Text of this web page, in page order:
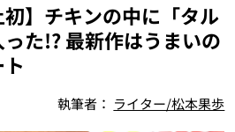
初】チキンの中に「タル
た!? 最新作はうまいの
執筆者： ライター/松本果歩